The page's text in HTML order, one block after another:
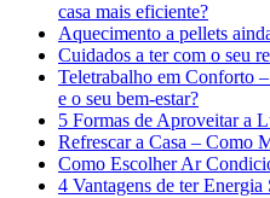
casa mais eficiente?
Aquecimento a pellets
Cuidados a ter com o seu
Teletrabalho em Conforto
e o seu bem-estar?
5 Formas de Aproveitar a
Refrescar a Casa – Como
Como Escolher Ar
4 Vantagens de ter Energia